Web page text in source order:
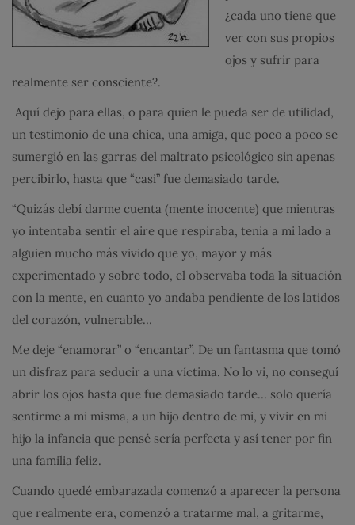
¿cada uno tiene que
ver con sus propios
ojos y sufrir para
realmente ser consciente?.
Aquí dejo para ellas, o para quien le pueda ser de utilidad,
un testimonio de una chica, una amiga, que poco a poco se
sumergió en las garras del maltrato psicológico sin apenas
percibirlo, hasta que “casi” fue demasiado tarde.
“Quizás debí darme cuenta (mente inocente) que mientras
yo intentaba sentir el aire que respiraba, tenia a mi lado a
alguien mucho más vivido que yo, mayor y más
experimentado y sobre todo, el observaba toda la situación
con la mente, en cuanto yo andaba pendiente de los latidos
del corazón, vulnerable…
Me deje “enamorar” o “encantar”. De un fantasma que tomó
un disfraz para seducir a una víctima. No lo vi, no conseguí
abrir los ojos hasta que fue demasiado tarde… solo quería
sentirme a mi misma, a un hijo dentro de mi, y vivir en mi
hijo la infancia que pensé sería perfecta y así tener por fin
una familia feliz.
Cuando quedé embarazada comenzó a aparecer la persona
que realmente era, comenzó a tratarme mal, a gritarme,